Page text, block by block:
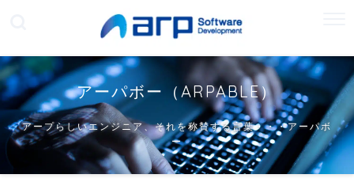
アーパボー（ARPABLE）
アープらしいエンジニア、それを称賛する言葉・・・アーパボ
ー